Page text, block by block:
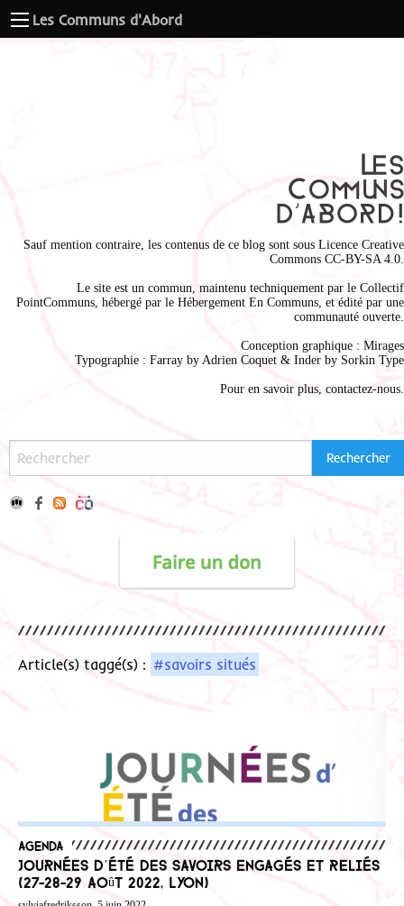
Les Communs d'Abord
Sauf mention contraire, les contenus de ce blog sont sous Licence Creative
Commons CC-BY-SA 4.0
Le site est un commun, maintenu techniquement par le Collectif
PointCommuns , hébergé par le Hébergement En Communs , et édité par une
communauté ouverte.
Conception graphique : Mirages
Typographie : Farray by Adrien Coquet & Inder by Sorkin Type
Pour en savoir plus, contactez-nous
Article(s) taggé(s) : #savoirs situés
Agenda
Journées d’été des Savoirs Engagés et Reliés
(27-28-29 août 2022, Lyon)